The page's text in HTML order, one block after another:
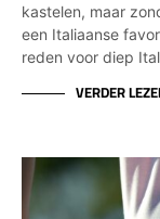
kastelen, maar
een Italiaanse
reden voor diep
VERDER